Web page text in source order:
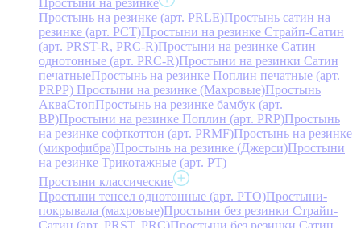
Простынь на резинке (арт. PRLE)Простынь сатин на
резинке (арт. PCT)Простыни на резинке Страйп-Сатин
(арт. PRST-R, PRC-R)Простыни на резинке Сатин
однотонные (арт. PRC-R)Простыни на резинки Сатин
печатныеПростынь на резинке Поплин печатные (арт.
PRPP) Простыни на резинке (Махровые)Простынь
АкваСтопПростынь на резинке бамбук (арт.
BP)Простыни на резинке Поплин (арт. PRP)Простынь
на резинке софткоттон (арт. PRMF)Простынь на резинке
(микрофибра)Простынь на резинке (Джерси)Простыни
на резинке Трикотажные (арт. РТ)
Простыни классические
Простыни тенсел однотонные (арт. PTO)Простыни-
покрывала (махровые)Простыни без резинки Страйп-
Сатин (арт. PRST, PRC)Простыни без резинки Сатин